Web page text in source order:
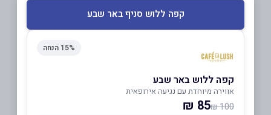
קפה ללוש סניף באר שבע
15% הנחה
קפה ללוש באר שבע
אווירה מיוחדת עם נגיעה אירופאית
100 ₪
85 ₪